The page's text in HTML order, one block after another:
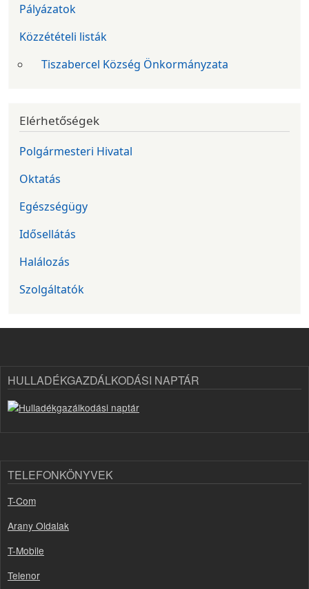
Pályázatok
Közzétételi listák
Tiszabercel Község Önkormányzata
Elérhetőségek
Polgármesteri Hivatal
Oktatás
Egészségügy
Idősellátás
Halálozás
Szolgáltatók
HULLADÉKGAZDÁLKODÁSI NAPTÁR
TELEFONKÖNYVEK
T-Com
Arany Oldalak
T-Mobile
Telenor